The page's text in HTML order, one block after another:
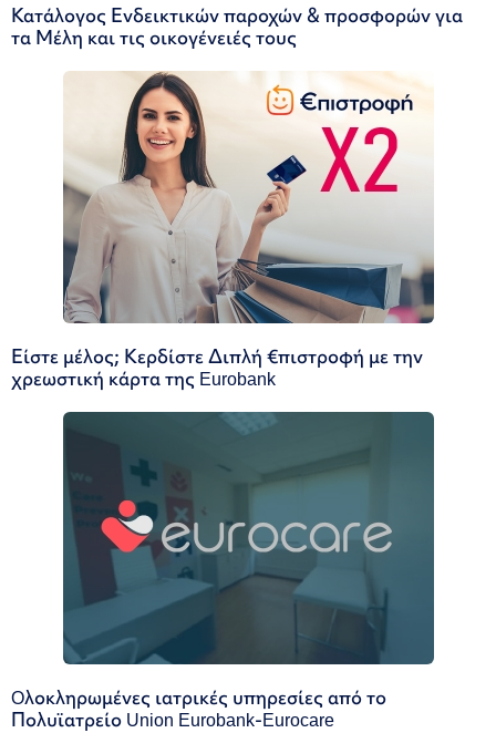
Κατάλογος Ενδεικτικών παροχών & προσφορών για
τα Μέλη και τις οικογένειές τους
Είστε μέλος; Κερδίστε Διπλή €πιστροφή με την
χρεωστική κάρτα της Eurobank
Oλοκληρωμένες ιατρικές υπηρεσίες από το
Πολυϊατρείο Union Eurobank-Eurocare